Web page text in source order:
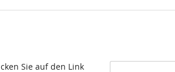
Sie auf den Link